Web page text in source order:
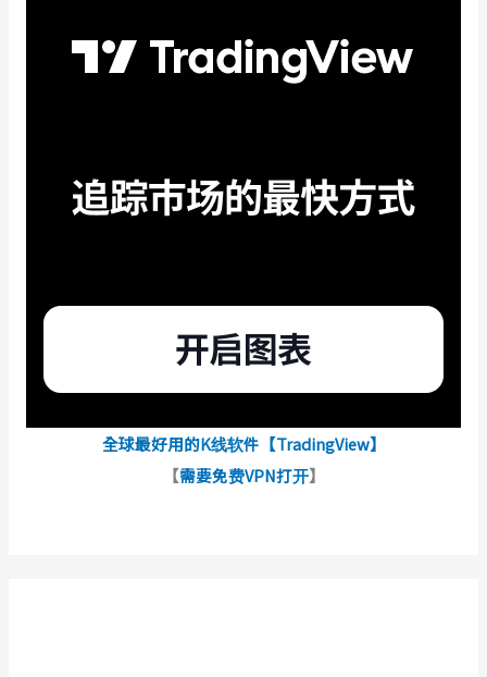
全球最好用的K线软件【TradingView】
【需要免费VPN打开】